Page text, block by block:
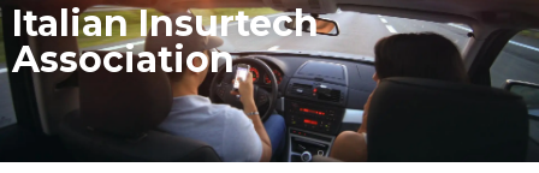
Italian Insurtech
Association